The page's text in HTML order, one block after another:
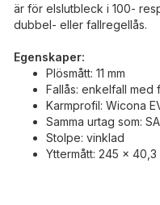
är för elslutbleck i 100-
dubbel- eller fallregellås.
Egenskaper:
Plösmått: 11 mm
Fallås: enkelfall med
Karmprofil: Wicona
Samma urtag som:
Stolpe: vinklad
Yttermått: 245 x 40,3